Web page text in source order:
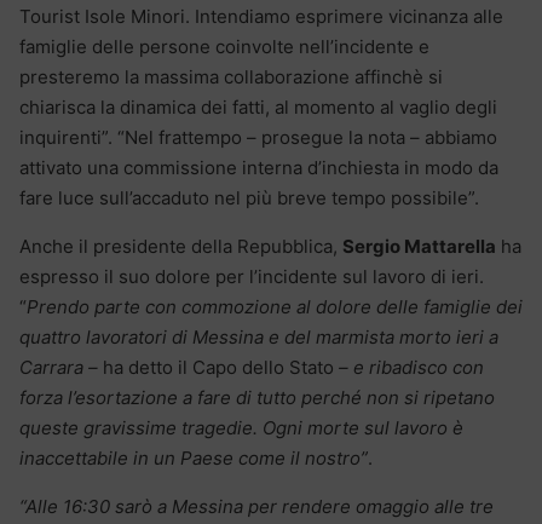
Tourist Isole Minori. Intendiamo esprimere vicinanza alle
famiglie delle persone coinvolte nell’incidente e
presteremo la massima collaborazione affinchè si
chiarisca la dinamica dei fatti, al momento al vaglio degli
inquirenti”. “Nel frattempo – prosegue la nota – abbiamo
attivato una commissione interna d’inchiesta in modo da
fare luce sull’accaduto nel più breve tempo possibile”.
Anche il presidente della Repubblica, Sergio Mattarella ha
espresso il suo dolore per l’incidente sul lavoro di ieri.
“Prendo parte con commozione al dolore delle famiglie dei
quattro lavoratori di Messina e del marmista morto ieri a
Carrara – ha detto il Capo dello Stato – e ribadisco con
forza l’esortazione a fare di tutto perché non si ripetano
queste gravissime tragedie. Ogni morte sul lavoro è
inaccettabile in un Paese come il nostro”.
“Alle 16:30 sarò a Messina per rendere omaggio alle tre